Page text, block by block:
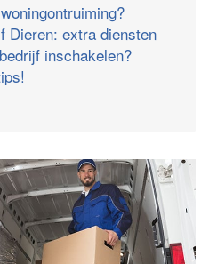
Dieren: extra diensten
inschakelen?